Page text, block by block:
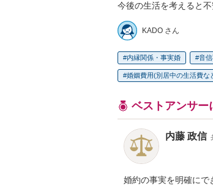
今後の生活を考えると不
KADO さん
内縁関係・事実婚 音
婚姻費用(別居中の生活費な
ベストアンサー
内藤 政信
婚約の事実を明確にで